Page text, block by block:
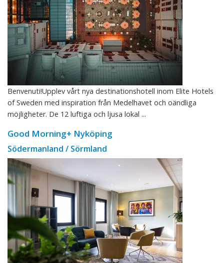
Benvenuti!Upplev vårt nya destinationshotell inom Elite Hotels
of Sweden med inspiration från Medelhavet och oändliga
möjligheter. De 12 luftiga och ljusa lokal ...
Good Morning+ Nyköping
Södermanland / Sörmland